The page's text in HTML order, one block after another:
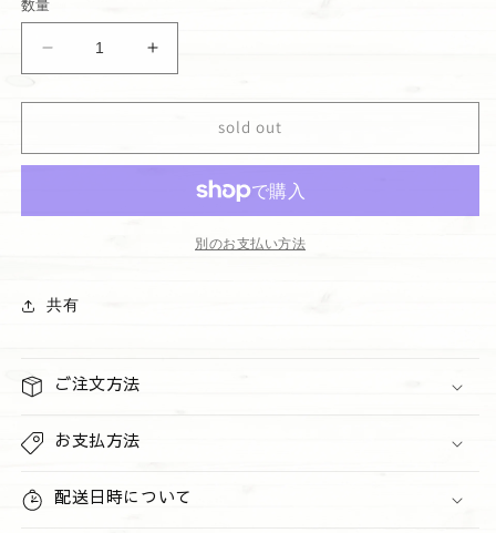
格
数量
SNOOPY
SHAPE
HAND
の
す
SNOOPY
SHAPE
HAND
TOWEL
の
sold out
別のお支払い方法
共有
ご注文方法
お支払方法
配送日時について